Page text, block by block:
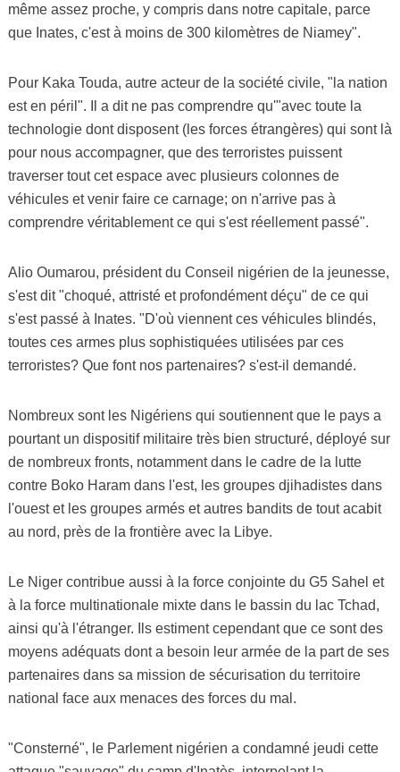
même assez proche, y compris dans notre capitale, parce
que Inates, c'est à moins de 300 kilomètres de Niamey".
Pour Kaka Touda, autre acteur de la société civile, "la nation
est en péril". Il a dit ne pas comprendre qu'"avec toute la
technologie dont disposent (les forces étrangères) qui sont là
pour nous accompagner, que des terroristes puissent
traverser tout cet espace avec plusieurs colonnes de
véhicules et venir faire ce carnage; on n'arrive pas à
comprendre véritablement ce qui s'est réellement passé".
Alio Oumarou, président du Conseil nigérien de la jeunesse,
s'est dit "choqué, attristé et profondément déçu" de ce qui
s'est passé à Inates. "D'où viennent ces véhicules blindés,
toutes ces armes plus sophistiquées utilisées par ces
terroristes? Que font nos partenaires? s'est-il demandé.
Nombreux sont les Nigériens qui soutiennent que le pays a
pourtant un dispositif militaire très bien structuré, déployé sur
de nombreux fronts, notamment dans le cadre de la lutte
contre Boko Haram dans l'est, les groupes djihadistes dans
l'ouest et les groupes armés et autres bandits de tout acabit
au nord, près de la frontière avec la Libye.
Le Niger contribue aussi à la force conjointe du G5 Sahel et
à la force multinationale mixte dans le bassin du lac Tchad,
ainsi qu'à l'étranger. Ils estiment cependant que ce sont des
moyens adéquats dont a besoin leur armée de la part de ses
partenaires dans sa mission de sécurisation du territoire
national face aux menaces des forces du mal.
"Consterné", le Parlement nigérien a condamné jeudi cette